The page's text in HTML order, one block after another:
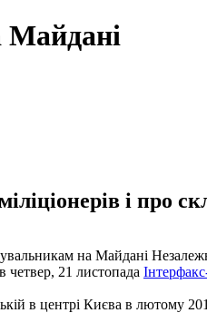
Майдані
і про
на Майдані
четвер, 21 листопада
в центрі Києва в лютому